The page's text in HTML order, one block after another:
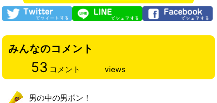
みんなのコメント
53 コメント views
男の中の男ポン！